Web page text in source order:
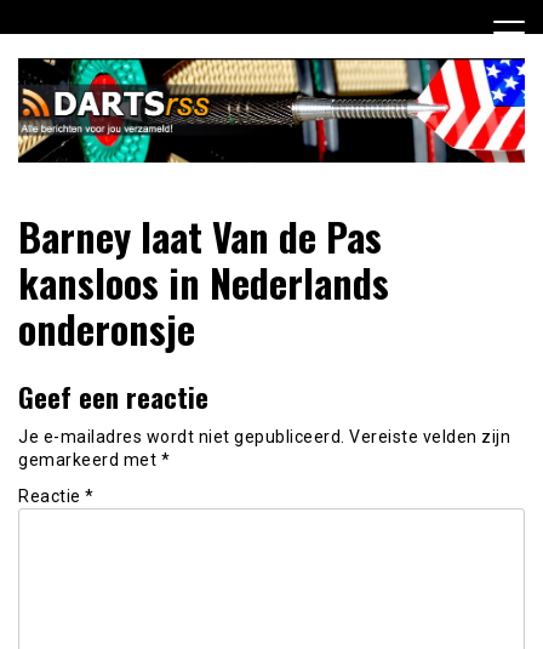
naar
inhoud
DartsRSS
verzameld!
Barney laat Van de Pas
kansloos in Nederlands
onderonsje
Geef een reactie
Je e-mailadres wordt niet gepubliceerd. Vereiste velden zijn
gemarkeerd met *
Reactie *